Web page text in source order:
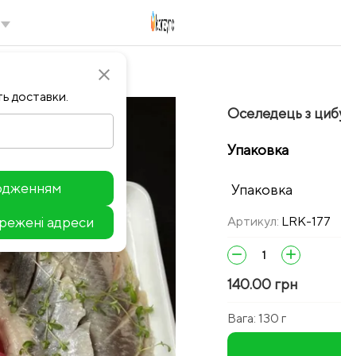
close
доставки.
адреси
Оселедець з
Упаковка
Упаковка
Артикул: LRK-177
remove add
140.00 грн
Вага: 130 г